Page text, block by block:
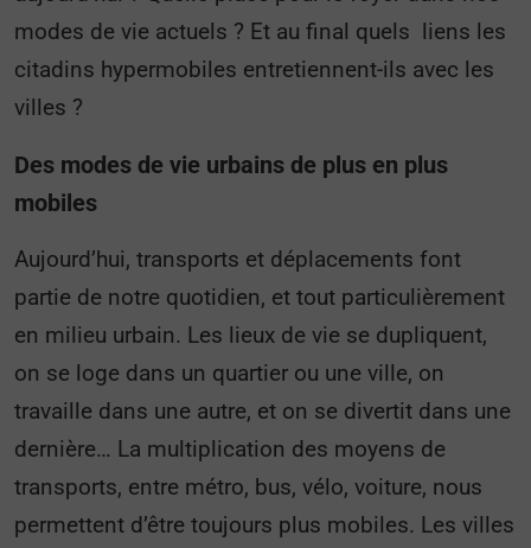
modes de vie actuels ? Et au final quels liens les
citadins hypermobiles entretiennent-ils avec les
villes ?
Des modes de vie urbains de plus en plus
mobiles
Aujourd’hui, transports et déplacements font
partie de notre quotidien, et tout particulièrement
en milieu urbain. Les lieux de vie se dupliquent,
on se loge dans un quartier ou une ville, on
travaille dans une autre, et on se divertit dans une
dernière… La multiplication des moyens de
transports, entre métro, bus, vélo, voiture, nous
permettent d’être toujours plus mobiles. Les villes